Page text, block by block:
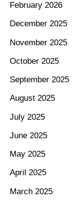
February 2026
December 2025
November 2025
October 2025
September 2025
August 2025
July 2025
June 2025
May 2025
April 2025
March 2025